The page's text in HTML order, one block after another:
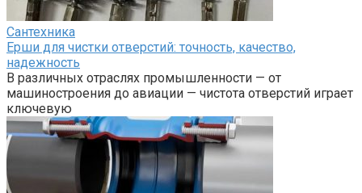
Сантехника
Ерши для чистки отверстий: точность, качество,
надежность
В различных отраслях промышленности — от
машиностроения до авиации — чистота отверстий играет
ключевую